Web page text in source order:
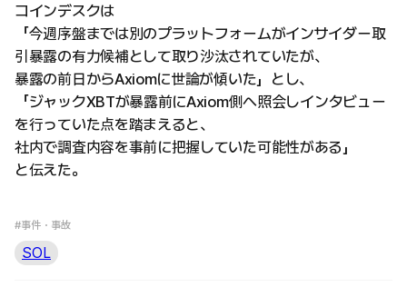
コインデスクは
「今週序盤までは別のプラットフォームがインサイダー取
引暴露の有力候補として取り沙汰されていたが、
暴露の前日からAxiomに世論が傾いた」とし、
「ジャックXBTが暴露前にAxiom側へ照会しインタビュー
を行っていた点を踏まえると、
社内で調査内容を事前に把握していた可能性がある」
と伝えた。
#事件・事故
SOL